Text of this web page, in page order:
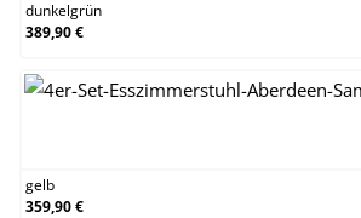
dunkelgrün
389,90 €
gelb
359,90 €